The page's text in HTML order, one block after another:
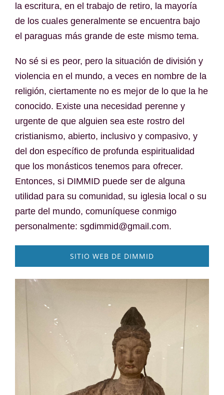
la escritura, en el trabajo de retiro, la mayoría
de los cuales generalmente se encuentra bajo
el paraguas más grande de este mismo tema.
No sé si es peor, pero la situación de división y
violencia en el mundo, a veces en nombre de la
religión, ciertamente no es mejor de lo que la he
conocido. Existe una necesidad perenne y
urgente de que alguien sea este rostro del
cristianismo, abierto, inclusivo y compasivo, y
del don específico de profunda espiritualidad
que los monásticos tenemos para ofrecer.
Entonces, si DIMMID puede ser de alguna
utilidad para su comunidad, su iglesia local o su
parte del mundo, comuníquese conmigo
personalmente: sgdimmid@gmail.com.
SITIO WEB DE DIMMID